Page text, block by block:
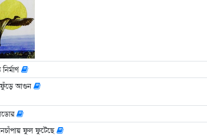
আগুন
ফুল ফুটেছে